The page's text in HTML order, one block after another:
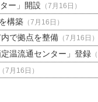
ー」開設 （7月16日）
構築（7月16日）
で拠点を整備（7月16日）
温流通センター」登録
（7月16日）